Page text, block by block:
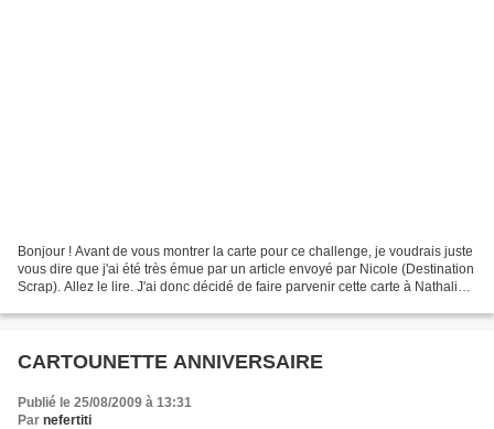
Bonjour ! Avant de vous montrer la carte pour ce challenge, je voudrais juste
vous dire que j'ai été très émue par un article envoyé par Nicole (Destination
Scrap). Allez le lire. J'ai donc décidé de faire parvenir cette carte à Nathalie.
CARTOUNETTE ANNIVERSAIRE
Publié le 25/08/2009 à 13:31
Par nefertiti